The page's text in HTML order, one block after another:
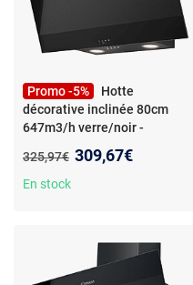
Promo -5%
Hotte
décorative inclinée 80cm
647m3/h verre/noir -
Hotte décorative inclinée -
Débit d'air max 647 m³/h -
Ancien prix :
325,97€ Nouveau prix :
309,67€
En stock